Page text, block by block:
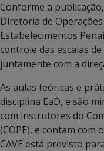
Conforme a
Diretoria de
Estabelecimentos
controle das escalas
juntamente com a
As aulas teóricas e
disciplina EaD, e são
com instrutores do
(COPE), e contam com
CAVE está previsto